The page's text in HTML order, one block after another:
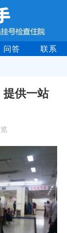
问答 联系
供一站